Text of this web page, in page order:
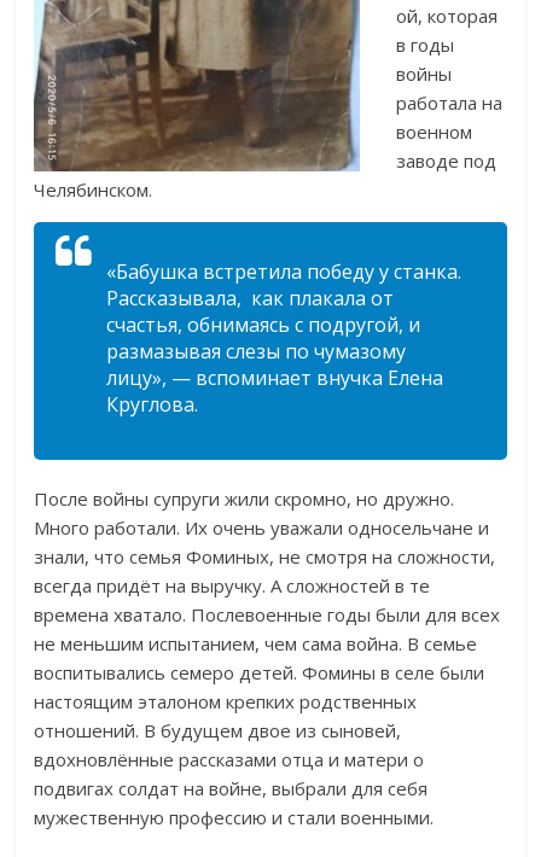
ой, которая
в годы
войны
работала на
военном
заводе под
Челябинском.
«Бабушка встретила победу у станка.
Рассказывала, как плакала от
счастья, обнимаясь с подругой, и
размазывая слезы по чумазому
лицу», — вспоминает внучка Елена
Круглова.
После войны супруги жили скромно, но дружно.
Много работали. Их очень уважали односельчане и
знали, что семья Фоминых, не смотря на сложности,
всегда придёт на выручку. А сложностей в те
времена хватало. Послевоенные годы были для всех
не меньшим испытанием, чем сама война. В семье
воспитывались семеро детей. Фомины в селе были
настоящим эталоном крепких родственных
отношений. В будущем двое из сыновей,
вдохновлённые рассказами отца и матери о
подвигах солдат на войне, выбрали для себя
мужественную профессию и стали военными.